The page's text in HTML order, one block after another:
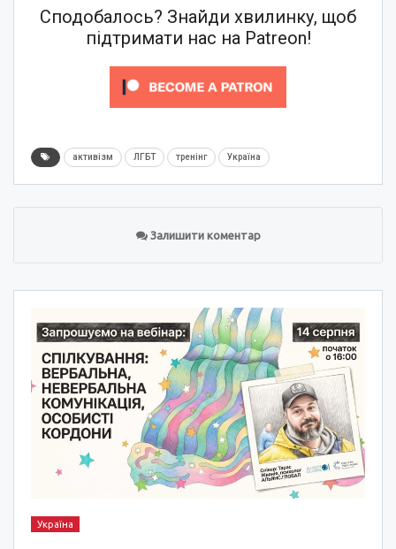
Сподобалось? Знайди хвилинку, щоб
підтримати нас на Patreon!
активізм ЛГБТ тренінг Україна
Залишити коментар
Україна